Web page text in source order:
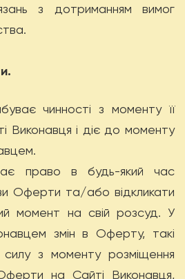
з дотриманням вимог
чинності з моменту її
Виконавця і діє до моменту
право в будь-який час
Оферти та/або відкликати
момент на свій розсуд. У
змін в Оферту, такі
з моменту розміщення
на Сайті Виконавця,